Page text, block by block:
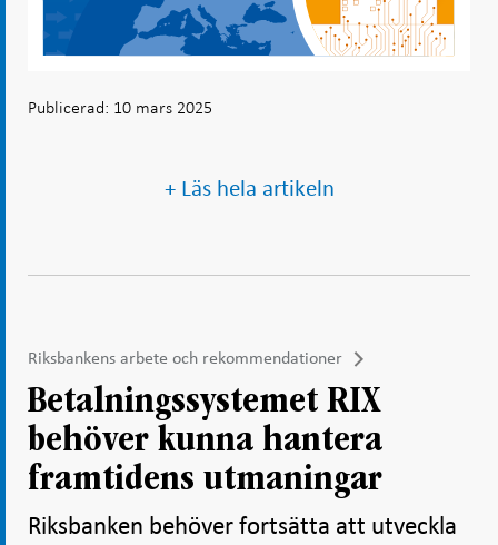
Publicerad: 10 mars 2025
+ Läs hela artikeln
Riksbankens arbete och rekommendationer
Betalningssystemet RIX
behöver kunna hantera
framtidens utmaningar
Riksbanken behöver fortsätta att utveckla